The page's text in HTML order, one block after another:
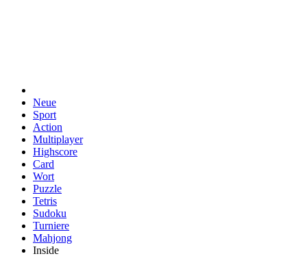
Neue
Sport
Action
Multiplayer
Highscore
Card
Wort
Puzzle
Tetris
Sudoku
Turniere
Mahjong
Inside